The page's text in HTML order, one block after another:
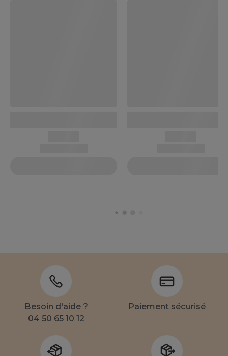
Besoin d'aide ?
04 50 65 10 12
Paiement sécurisé